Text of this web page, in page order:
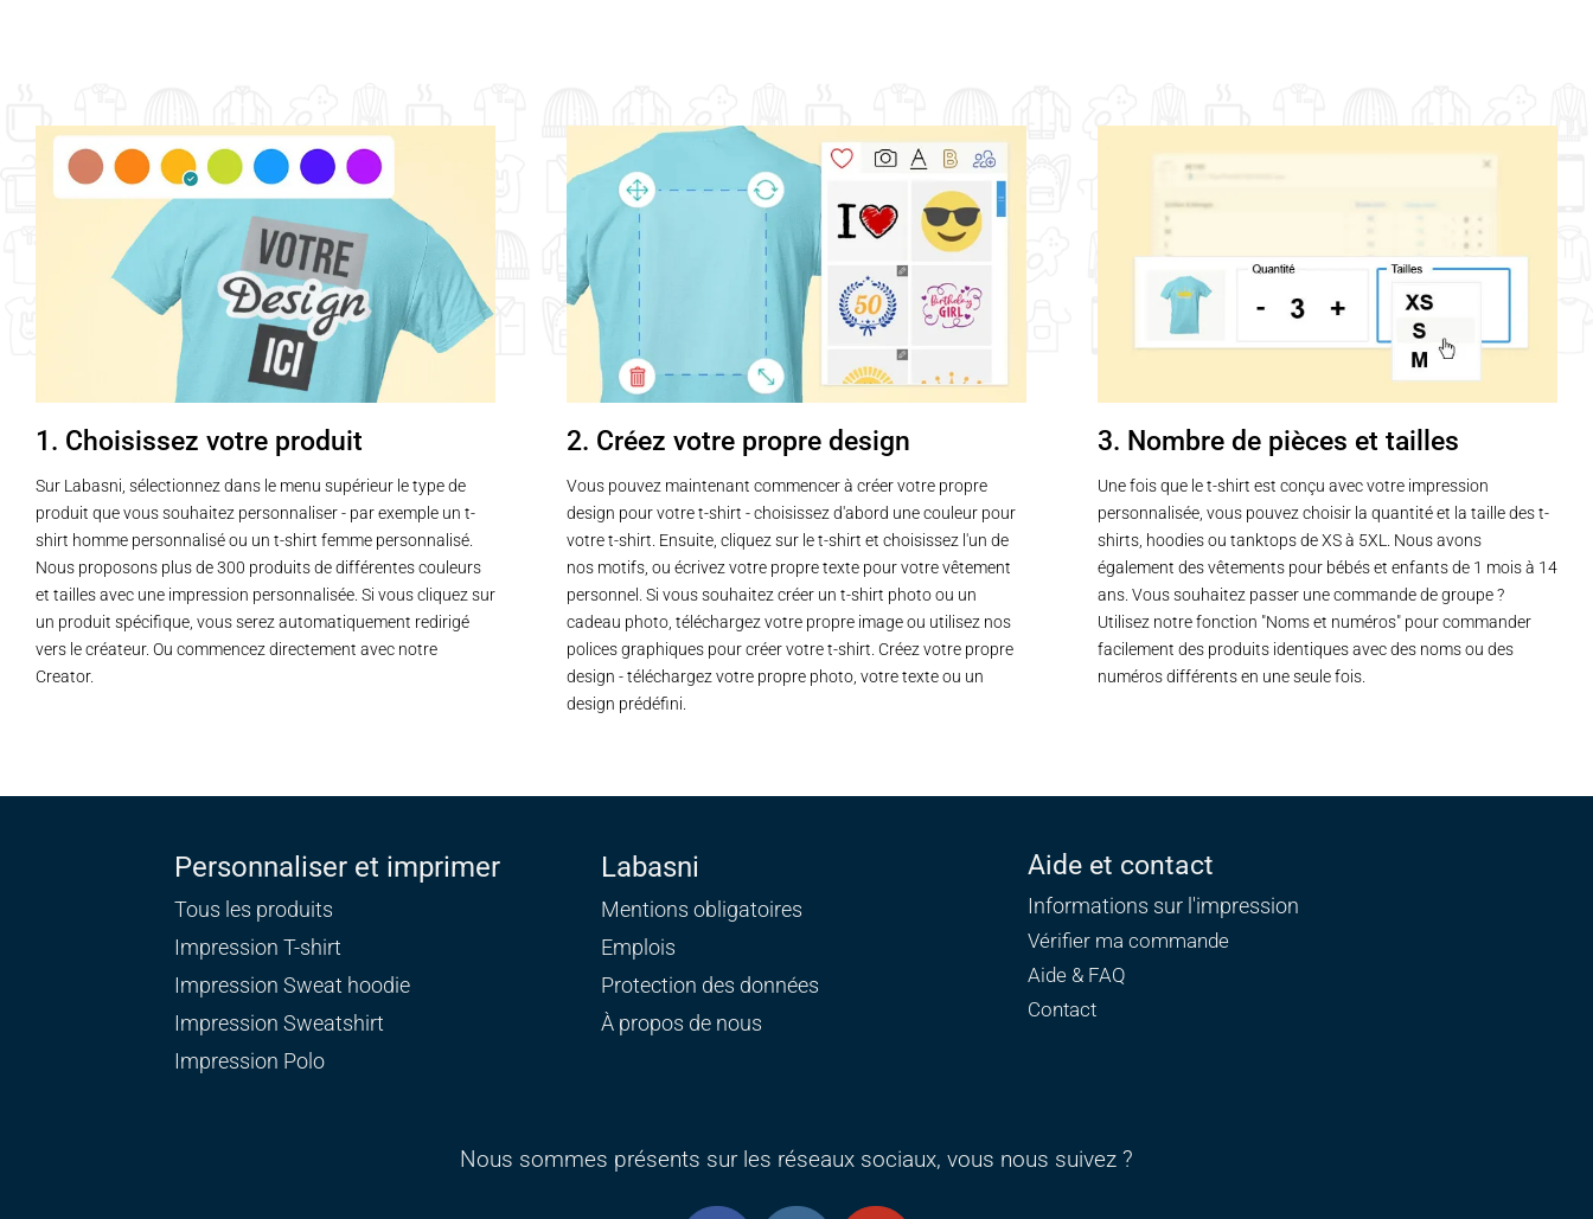
1. Choisissez votre produit
Sur Labasni, sélectionnez dans le menu supérieur le type de
produit que vous souhaitez personnaliser - par exemple un t-
shirt homme personnalisé ou un t-shirt femme personnalisé.
Nous proposons plus de 300 produits de différentes couleurs
et tailles avec une impression personnalisée. Si vous cliquez sur
un produit spécifique, vous serez automatiquement redirigé
vers le créateur. Ou commencez directement avec notre
Creator.
2. Créez votre propre design
Vous pouvez maintenant commencer à créer votre propre
design pour votre t-shirt - choisissez d'abord une couleur pour
votre t-shirt. Ensuite, cliquez sur le t-shirt et choisissez l'un de
nos motifs, ou écrivez votre propre texte pour votre vêtement
personnel. Si vous souhaitez créer un t-shirt photo ou un
cadeau photo, téléchargez votre propre image ou utilisez nos
polices graphiques pour créer votre t-shirt. Créez votre propre
design - téléchargez votre propre photo, votre texte ou un
design prédéfini.
3. Nombre de pièces et tailles
Une fois que le t-shirt est conçu avec votre impression
personnalisée, vous pouvez choisir la quantité et la taille des t-
shirts, hoodies ou tanktops de XS à 5XL. Nous avons
également des vêtements pour bébés et enfants de 1 mois à 14
ans. Vous souhaitez passer une commande de groupe ?
Utilisez notre fonction "Noms et numéros" pour commander
facilement des produits identiques avec des noms ou des
numéros différents en une seule fois.
Personnaliser et imprimer
Tous les produits
Impression T-shirt
Impression Sweat hoodie
Impression Sweatshirt
Impression Polo
Labasni
Mentions obligatoires
Emplois
Protection des données
À propos de nous
Aide et contact
Informations sur l'impression
Vérifier ma commande
Aide & FAQ
Contact
Nous sommes présents sur les réseaux sociaux, vous nous suivez ?